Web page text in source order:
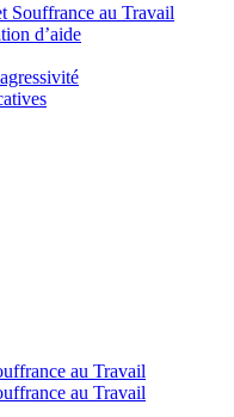
Souffrance au Travail
d’aide